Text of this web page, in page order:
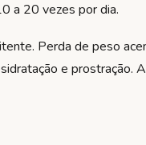
a 20 vezes por dia.
Perda de peso
e prostração.